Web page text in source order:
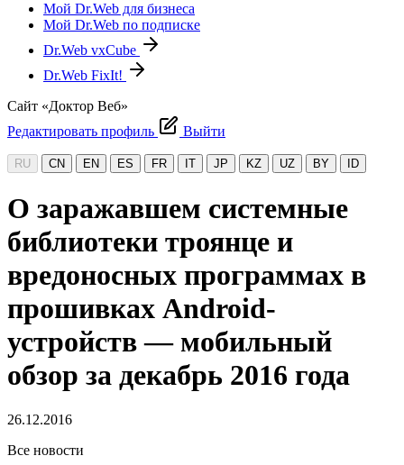
Мой Dr.Web для бизнеса
Мой Dr.Web по подписке
Dr.Web vxCube
Dr.Web FixIt!
Сайт «Доктор Веб»
Редактировать профиль
Выйти
RU CN EN ES FR IT JP KZ UZ BY ID
О заражавшем системные
библиотеки троянце и
вредоносных программах в
прошивках Android-
устройств — мобильный
обзор за декабрь 2016 года
26.12.2016
Все новости